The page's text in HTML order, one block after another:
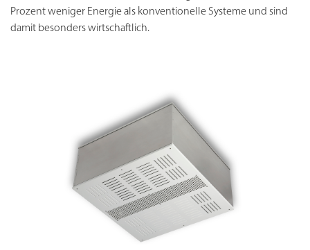
Prozent weniger Energie als konventionelle Systeme und sind
damit besonders wirtschaftlich.